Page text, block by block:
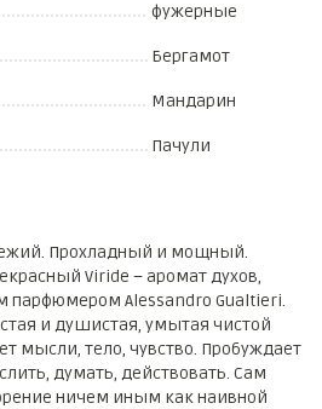
фужерные
Бергамот
Мандарин
Пачули
Прохладный и мощный.
Viride – аромат духов,
парфюмером Alessandro Gualtieri.
и душистая, умытая чистой
мысли, тело, чувство. Пробуждает
думать, действовать. Сам
ничем иным как наивной